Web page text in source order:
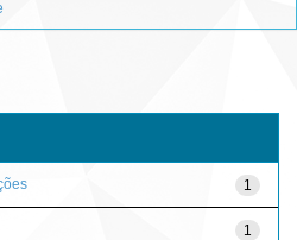
1
1